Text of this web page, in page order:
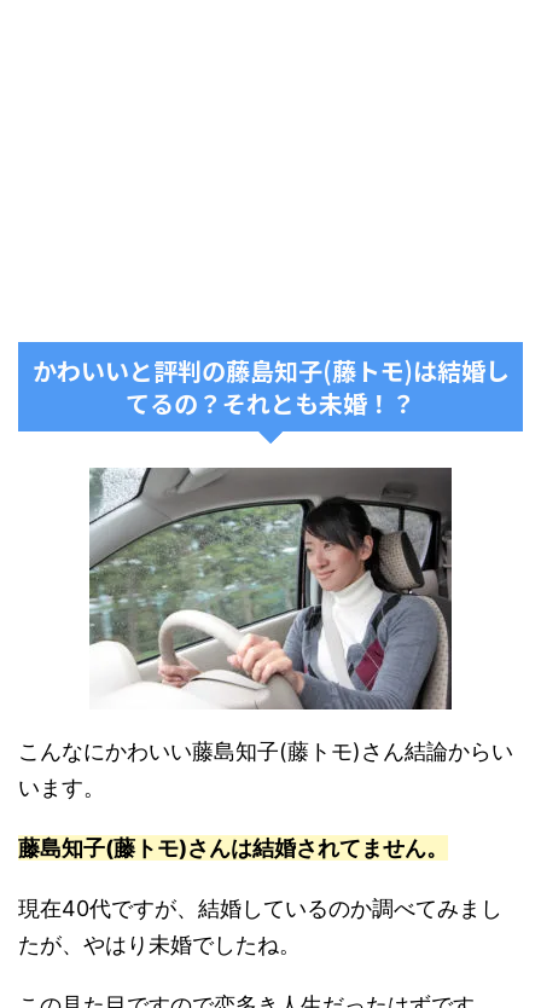
かわいいと評判の藤島知子(藤トモ)は結婚し
てるの？それとも未婚！？
こんなにかわいい藤島知子(藤トモ)さん結論からい
います。
藤島知子(藤トモ)さんは結婚されてません。
現在40代ですが、結婚しているのか調べてみまし
たが、やはり未婚でしたね。